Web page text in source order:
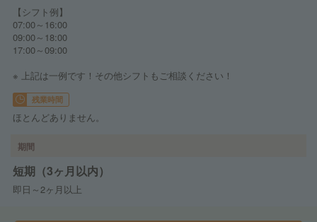
【シフト例】
07:00～16:00
09:00～18:00
17:00～09:00
※ 上記は一例です！その他シフトもご相談ください！
残業時間
ほとんどありません。
期間
短期（3ヶ月以内）
即日～2ヶ月以上